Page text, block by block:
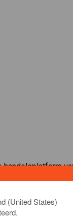
handelsplatform
realtime
here
(United States)